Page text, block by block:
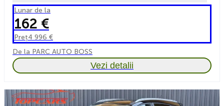
Lunar de la
162 €
Preț4 996 €
De la PARC AUTO BOSS
Vezi detalii